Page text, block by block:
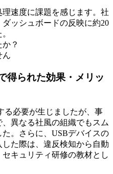
速度に課題を感じます。社
ッシュボードの反映に約20
？
ん
得られた効果・メリッ
る必要が生じましたが、事
異なる社風の組織でもスム
。さらに、USBデバイスの
た際は、違反検知から自動
キュリティ研修の教材とし